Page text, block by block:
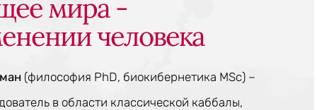
мира -
человека
(философия PhD, биокибернетика MSc) –
в области классической каббалы,